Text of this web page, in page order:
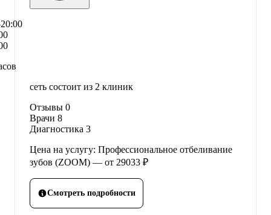
сеть состоит из 2 клиник
Отзывы 0
Врачи 8
Диагностика 3
Цена на услугу: Профессиональное отбеливание
зубов (ZOOM) — от 29033 ₽
Смотреть подробности